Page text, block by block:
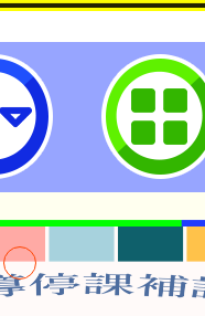
瑞坪國民中學